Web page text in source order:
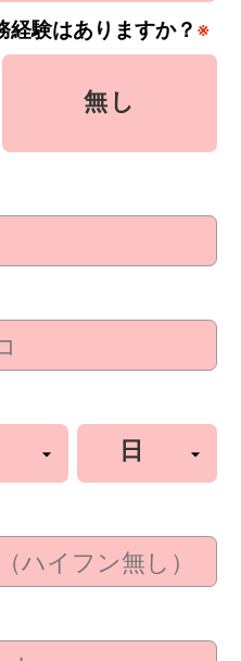
経験はありますか？ ※
無し